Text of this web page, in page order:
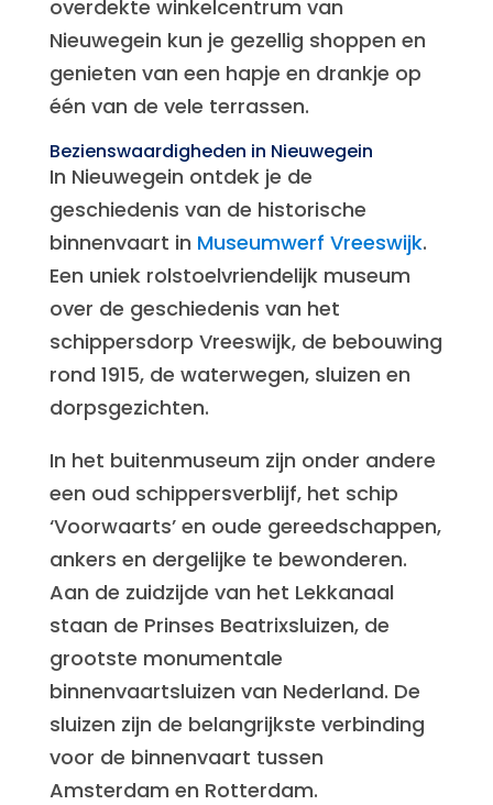
overdekte winkelcentrum van
Nieuwegein kun je gezellig shoppen en
genieten van een hapje en drankje op
één van de vele terrassen.
Bezienswaardigheden in Nieuwegein
In Nieuwegein ontdek je de
geschiedenis van de historische
binnenvaart in Museumwerf Vreeswijk.
Een uniek rolstoelvriendelijk museum
over de geschiedenis van het
schippersdorp Vreeswijk, de bebouwing
rond 1915, de waterwegen, sluizen en
dorpsgezichten.
In het buitenmuseum zijn onder andere
een oud schippersverblijf, het schip
‘Voorwaarts’ en oude gereedschappen,
ankers en dergelijke te bewonderen.
Aan de zuidzijde van het Lekkanaal
staan de Prinses Beatrixsluizen, de
grootste monumentale
binnenvaartsluizen van Nederland. De
sluizen zijn de belangrijkste verbinding
voor de binnenvaart tussen
Amsterdam en Rotterdam.